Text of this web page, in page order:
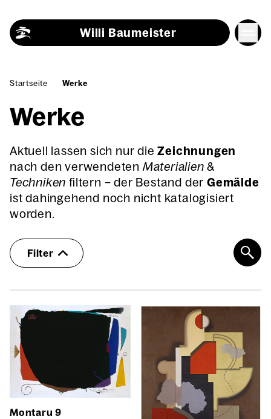
Willi Baumeister
Startseite Werke
Werke
Aktuell lassen sich nur dieZeichnungen
nach den verwendeten Materialien &
Techniken filtern – der Bestand derGemälde
ist dahingehend noch nicht katalogisiert
worden.
Filter
Mon­taru 9